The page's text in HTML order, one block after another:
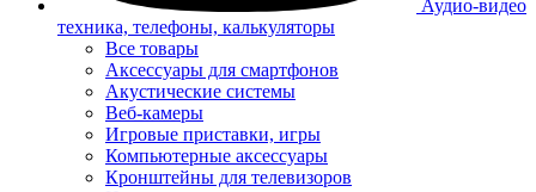
Аудио-видео
техника, телефоны, калькуляторы
Все товары
Аксессуары для смартфонов
Акустические системы
Веб-камеры
Игровые приставки, игры
Компьютерные аксессуары
Кронштейны для телевизоров